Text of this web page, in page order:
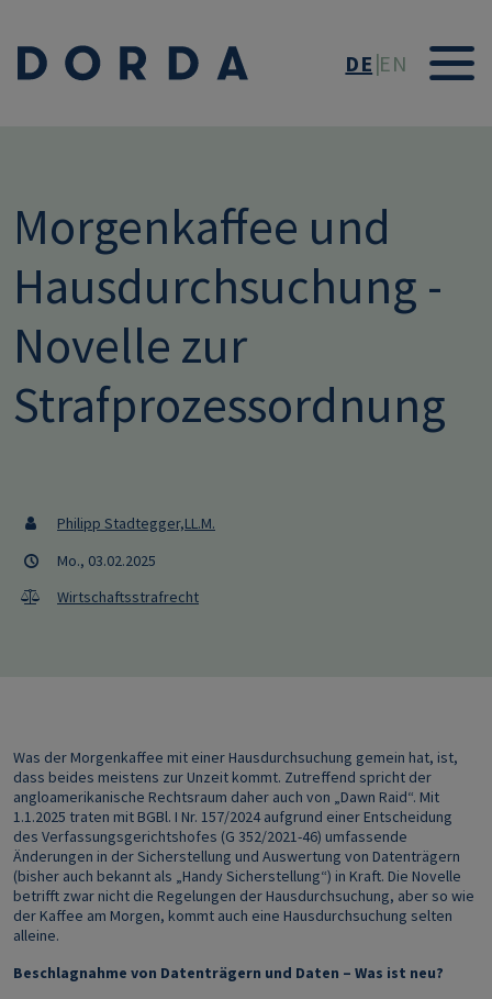
DE EN
Morgenkaffee und
Hausdurchsuchung -
Novelle zur
Strafprozessordnung
Philipp Stadtegger,LL.M.
Mo., 03.02.2025
Wirtschaftsstrafrecht
Was der Morgenkaffee mit einer Hausdurchsuchung gemein hat, ist,
dass beides meistens zur Unzeit kommt. Zutreffend spricht der
angloamerikanische Rechtsraum daher auch von „Dawn Raid“. Mit
1.1.2025 traten mit BGBl. I Nr. 157/2024 aufgrund einer Entscheidung
des Verfassungsgerichtshofes (G 352/2021-46) umfassende
Änderungen in der Sicherstellung und Auswertung von Datenträgern
(bisher auch bekannt als „Handy Sicherstellung“) in Kraft. Die Novelle
betrifft zwar nicht die Regelungen der Hausdurchsuchung, aber so wie
der Kaffee am Morgen, kommt auch eine Hausdurchsuchung selten
alleine.
Beschlagnahme von Datenträgern und Daten – Was ist neu?